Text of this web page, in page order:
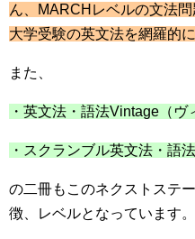
ん、MARCHレベルの文法
大学受験の英文法を網羅的
また、
・英文法・語法Vintage（ヴ
・スクランブル英文法・語法
の二冊もこのネクストステ
徴、レベルとなっています。